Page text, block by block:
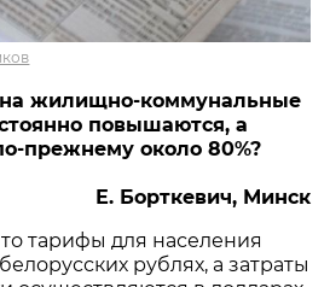
жилищно-коммунальные
повышаются, а
прежнему около 80%?
Е. Борткевич, Минск
тарифы для населения
рублях, а затраты